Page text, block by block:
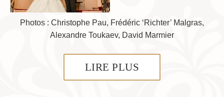
Photos : Christophe Pau, Frédéric ‘Richter’ Malgras,
Alexandre Toukaev, David Marmier
LIRE PLUS